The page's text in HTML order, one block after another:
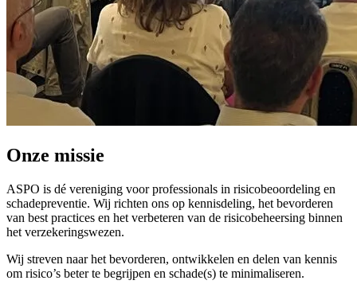
Onze missie
ASPO is dé vereniging voor professionals in risicobeoordeling en
schadepreventie. Wij richten ons op kennisdeling, het bevorderen
van best practices en het verbeteren van de risicobeheersing binnen
het verzekeringswezen.
Wij streven naar het bevorderen, ontwikkelen en delen van kennis
om risico’s beter te begrijpen en schade(s) te minimaliseren.